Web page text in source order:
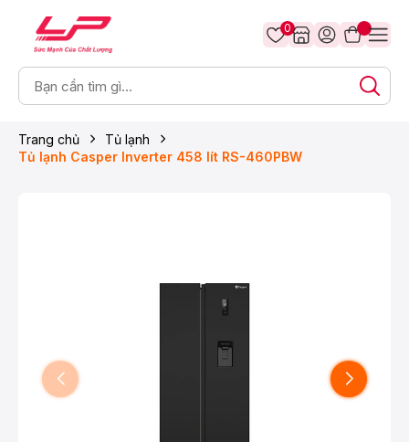
0
Trang chủ
Tủ lạnh
Tủ lạnh Casper Inverter 458 lít RS-460PBW